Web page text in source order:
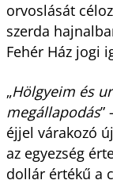
orvoslását
szerda
Fehér Ház jogi
„Hölgyeim és
megállapodás”
éjjel várakozó
az egyezség
dollár értékű a